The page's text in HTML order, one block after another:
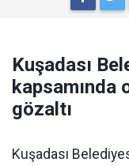
Kuşadası
kapsamında
gözaltı
Kuşadası